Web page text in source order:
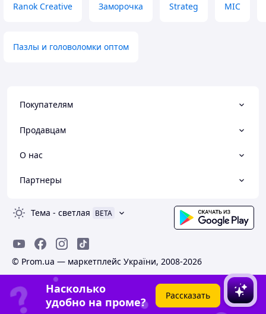
Ranok Creative Заморочка Strateg MIC
Пазлы и головоломки оптом
Покупателям
Продавцам
О нас
Партнеры
Тема - светлая BETA
© Prom.ua — маркетплейс України, 2008-2026
Насколько
удобно на проме?
Рассказать